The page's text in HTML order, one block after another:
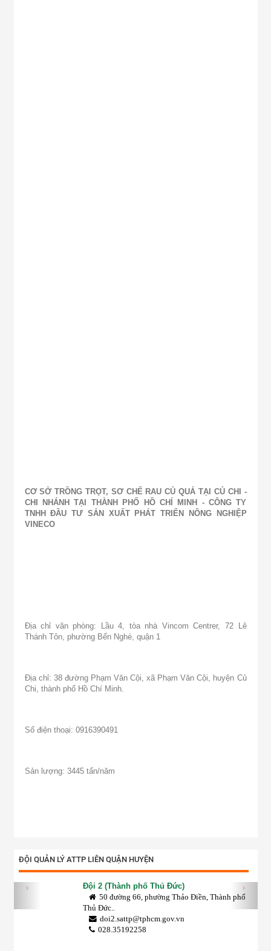
CƠ SỞ TRỒNG TRỌT, SƠ CHẾ RAU CỦ QUẢ TẠI CỦ CHI -
CHI NHÁNH TẠI THÀNH PHỐ HỒ CHÍ MINH - CÔNG TY
TNHH ĐẦU TƯ SẢN XUẤT PHÁT TRIỂN NÔNG NGHIỆP
VINECO
Địa chỉ văn phòng: Lầu 4, tòa nhà Vincom Centrer, 72 Lê
Thánh Tôn, phường Bến Nghé, quận 1
Địa chỉ: 38 đường Phạm Văn Cội, xã Phạm Văn Cội, huyện Củ
Chi, thành phố Hồ Chí Minh.
Số điện thoại: 0916390491
Sản lượng: 3445 tấn/năm
ĐỘI QUẢN LÝ ATTP LIÊN QUẬN HUYỆN
Đội 2 (Thành phố Thủ Đức)
50 đường 66, phường Thảo Điền, Thành phố
Thủ Đức..
doi2.sattp@tphcm.gov.vn
028.35192258
‹ ›